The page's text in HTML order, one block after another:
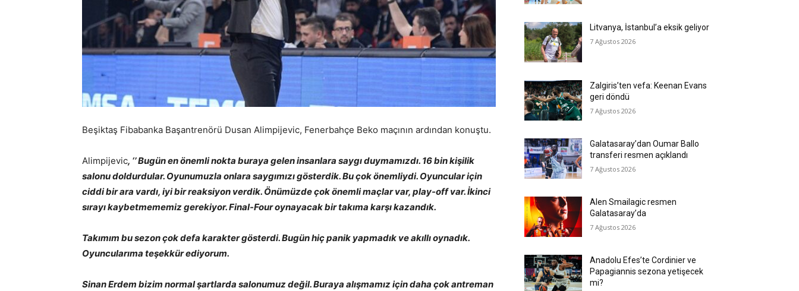
Beşiktaş Fibabanka Başantrenörü Dusan Alimpijevic, Fenerbahçe Beko maçının ardından konuştu.
Alimpijevic, ‘’ Bugün en önemli nokta buraya gelen insanlara saygı duymamızdı. 16 bin kişilik
salonu doldurdular. Oyunumuzla onlara saygımızı gösterdik. Bu çok önemliydi. Oyuncular için
ciddi bir ara vardı, iyi bir reaksiyon verdik. Önümüzde çok önemli maçlar var, play-off var. İkinci
sırayı kaybetmememiz gerekiyor. Final-Four oynayacak bir takıma karşı kazandık.
Takımım bu sezon çok defa karakter gösterdi. Bugün hiç panik yapmadık ve akıllı oynadık.
Oyuncularıma teşekkür ediyorum.
Sinan Erdem bizim normal şartlarda salonumuz değil. Buraya alışmamız için daha çok antreman
Litvanya, İstanbul’a eksik geliyor
7 Ağustos 2026
Zalgiris’ten vefa: Keenan Evans
geri döndü
7 Ağustos 2026
Galatasaray’dan Oumar Ballo
transferi resmen açıklandı
7 Ağustos 2026
Alen Smailagic resmen
Galatasaray’da
7 Ağustos 2026
Anadolu Efes’te Cordinier ve
Papagiannis sezona yetişecek
mi?